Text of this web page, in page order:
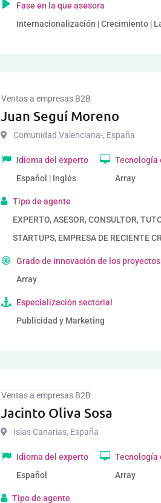
Fase en la que asesora
Internacionalización | Crecimiento |
Ventas a empresas B2B
Juan Seguí Moreno
Comunidad Valenciana-, España
Idioma del experto
Español | Inglés
Tecnología
Array
Tipo de agente
EXPERTO, ASESOR, CONSULTOR,
STARTUPS, EMPRESA DE RECIENTE
Grado de innovación de los
Array
Especialización sectorial
Publicidad y Marketing
Ventas a empresas B2B
Jacinto Oliva Sosa
Islas Canarias, España
Idioma del experto
Español
Tecnología
Array
Tipo de agente